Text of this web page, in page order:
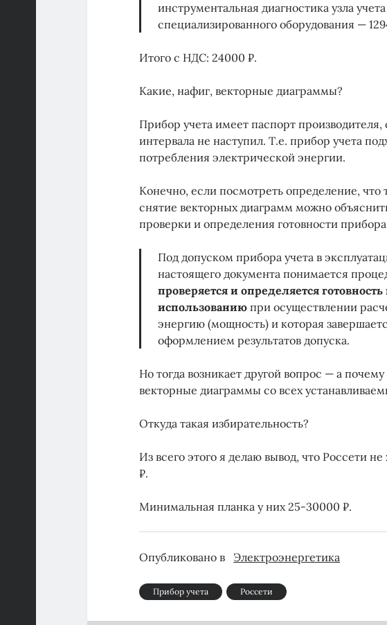
инструментальная диагностика узла
специализированного оборудования —
Итого с НДС: 24000 ₽.
Какие, нафиг, векторные диаграммы?
Прибор учета имеет паспорт
интервала не наступил. Т.е. прибор учета
потребления электрической энергии.
Конечно, если посмотреть определение, что
снятие векторных диаграмм можно
проверки и определения готовности прибора
Под допуском прибора учета в
настоящего документа понимается
проверяется и определяется
использованиюпри осуществлении
энергию (мощность) и которая
оформлением результатов допуска.
Но тогда возникает другой вопрос — а
векторные диаграммы со всех
Откуда такая избирательность?
Из всего этого я делаю вывод, что Россети не
₽.
Минимальная планка у них 25-30000 ₽.
Опубликовано в Электроэнергетика
Прибор учета Россети